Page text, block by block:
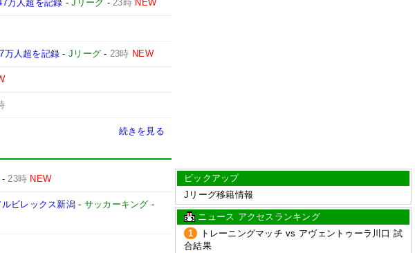
万人超を記録 -Jリーグ -23時 NEW
万人超を記録 -Jリーグ - 23時 NEW
続きを見る
-23時 NEW
ビレックス新潟- サッカーキング -
ピックアップ
Jリーグ移籍情報
ニュース アクセスランキング
1
トレーニングマッチ vs アヴェントゥーラ川口 試
合結果